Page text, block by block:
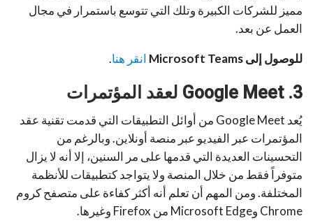
مميز للشركات الكبيرة وتلك التي تتوسع باستمرار في مجال
العمل عن بعد.
للوصول إلى Microsoft Teams انقر هنا.
3. Google Meet لعقد المؤتمرات
يُعد Google Meet من أوائل التطبيقات التي قدمت تقنية عقد
المؤتمرات عبر الفيديو عبر منصة أونلاين. وبالرغم من
التحسينات العديدة التي قدمها على مر السنين، إلا أنه لا يزال
متوفراً فقط من خلال المنصة ولا يتواجد كتطبيقات للأنظمة
المختلفة. ومن المهم أن تعلم أنه أكثر كفاءة على متصفح كروم
Chrome وMicrosoft Edge من Firefox وغيرها.